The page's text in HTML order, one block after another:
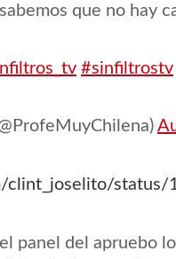
que no hay
#sinfiltrostv
clint_joselito/
panel del apruebo